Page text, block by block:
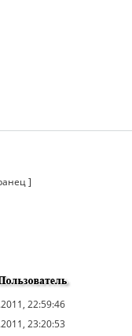
]
22:59:46
23:20:53